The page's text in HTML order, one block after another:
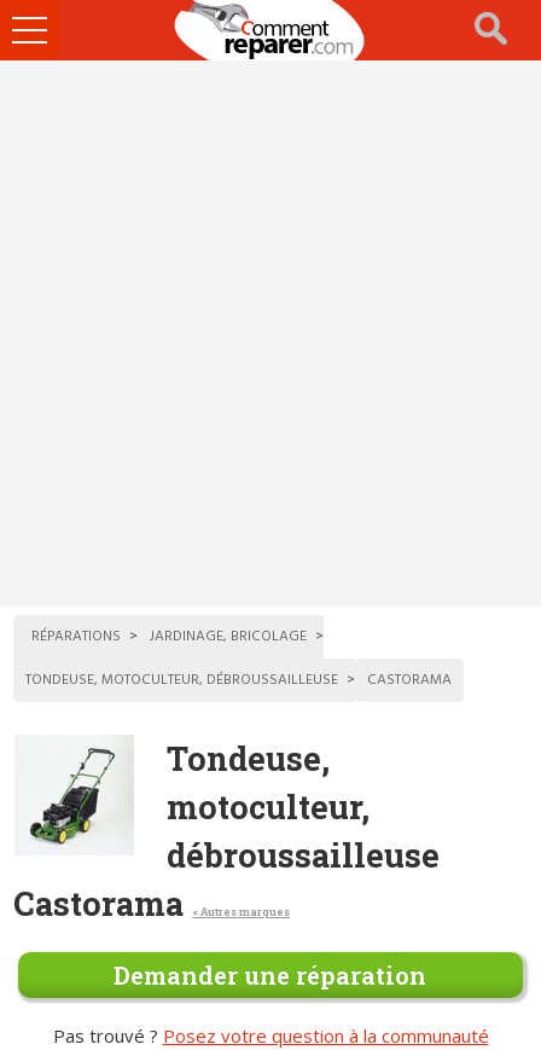
Ouvrir
le
RÉPARATIONS
JARDINAGE, BRICOLAGE
TONDEUSE, MOTOCULTEUR, DÉBROUSSAILLEUSE
CASTORAMA
Tondeuse,
motoculteur,
débroussailleuse
Castorama
< Autres marques
Demander une réparation
Pas trouvé ? Posez votre question à la communauté